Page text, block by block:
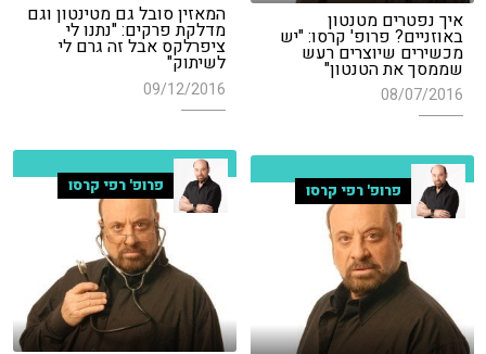
המאזין סובל גם מטינטון וגם
מדלקת פרקים: "נתנו לי
ציפרלקס אבל זה גרם לי
לשיתוק"
09/12/2016
איך נפטרים מטנטון
באוזניים? פרופ' קרסו: "יש
מכשירים שיוצרים רעש
שממסך את הטנטון"
08/07/2016
פרופ' רפי קרסו פרופ' רפי קרסו